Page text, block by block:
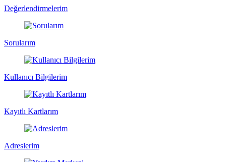
Değerlendirmelerim
Sorularım
Kullanıcı Bilgilerim
Kayıtlı Kartlarım
Adreslerim